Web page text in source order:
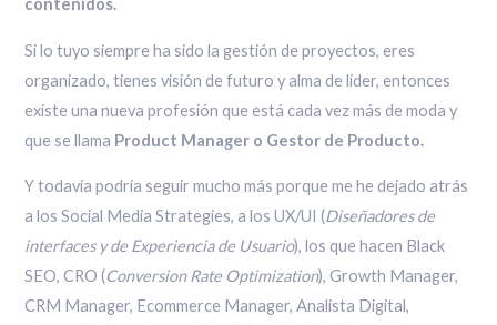
contenidos.
Si lo tuyo siempre ha sido la gestión de proyectos, eres
organizado, tienes visión de futuro y alma de líder, entonces
existe una nueva profesión que está cada vez más de moda y
que se llama Product Manager o Gestor de Producto.
Y todavía podría seguir mucho más porque me he dejado atrás
a los Social Media Strategies, a los UX/UI (Diseñadores de
interfaces y de Experiencia de Usuario), los que hacen Black
SEO, CRO (Conversion Rate Optimization), Growth Manager,
CRM Manager, Ecommerce Manager, Analista Digital,